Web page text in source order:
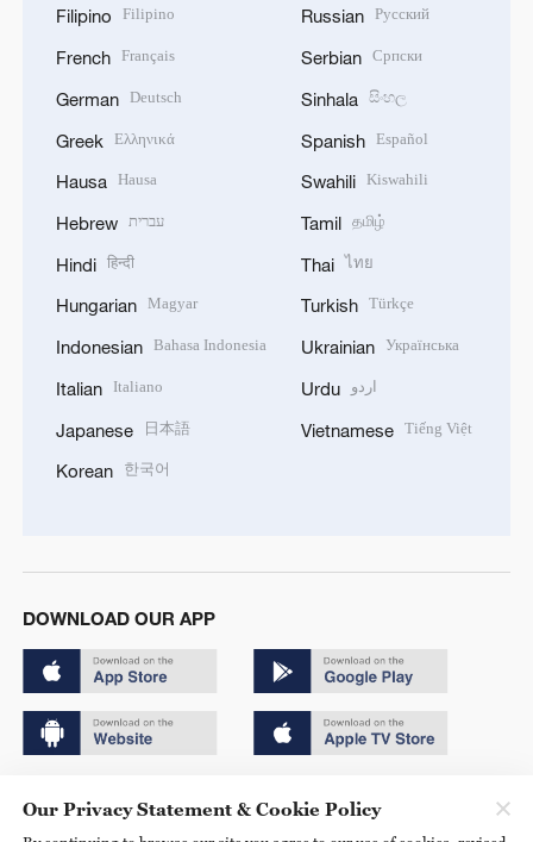
Filipino Filipino
French Français
German Deutsch
Greek Ελληνικά
Hausa Hausa
Hebrew עברית
Hindi हिन्दी
Hungarian Magyar
Indonesian Bahasa Indonesia
Italian Italiano
Japanese 日本語
Korean 한국어
Russian Русский
Serbian Српски
Sinhala සිංහල
Spanish Español
Swahili Kiswahili
Tamil தமிழ்
Thai ไทย
Turkish Türkçe
Ukrainian Українська
Urdu اردو
Vietnamese Tiếng Việt
DOWNLOAD OUR APP
京ICP备20000184号
Our Privacy Statement & Cookie Policy